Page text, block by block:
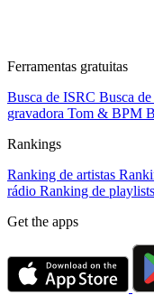
Ferramentas gratuitas
Busca de ISRC Busca
gravadora Tom & BPM
Rankings
Ranking de artistas
rádio Ranking de playlists
Get the apps